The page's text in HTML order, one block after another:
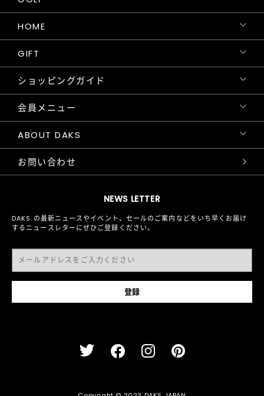
NEWS LETTER
DAKS の最新ニュースやイベント、セールのご案内などをいち早くお届け
するニュースレターにぜひご登録ください。
HOME
GIFT
ショッピングガイド
会員メニュー
ABOUT DAKS
お問い合わせ